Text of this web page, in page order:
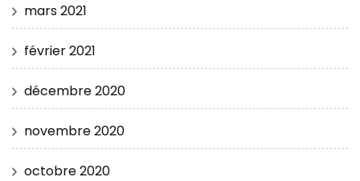
mars 2021
février 2021
décembre 2020
novembre 2020
octobre 2020